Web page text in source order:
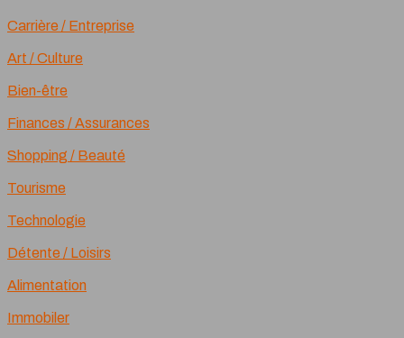
Carrière / Entreprise
Art / Culture
Bien-être
Finances / Assurances
Shopping / Beauté
Tourisme
Technologie
Détente / Loisirs
Alimentation
Immobiler